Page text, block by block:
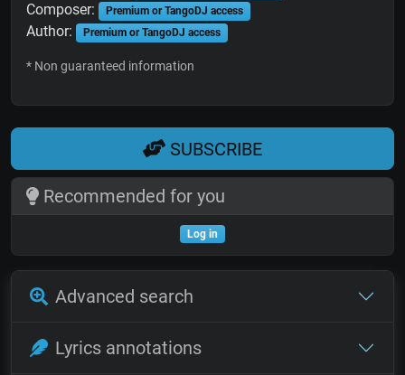
Composer: Premium or TangoDJ access
Author: Premium or TangoDJ access
* Non guaranteed information
SUBSCRIBE
Recommended for you
Log in
Advanced search
Lyrics annotations